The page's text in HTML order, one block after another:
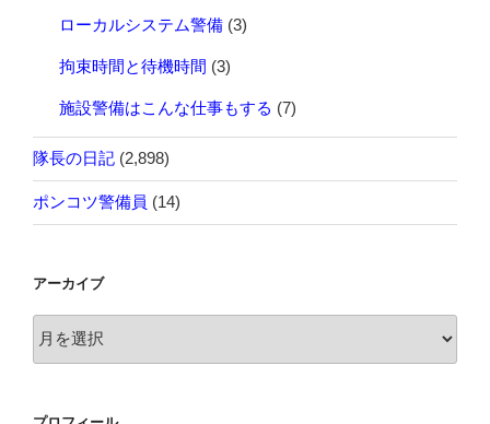
ローカルシステム警備 (3)
拘束時間と待機時間 (3)
施設警備はこんな仕事もする (7)
隊長の日記 (2,898)
ポンコツ警備員 (14)
アーカイブ
ア
ー